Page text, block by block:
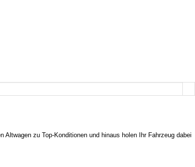
zu Top-Konditionen und hinaus holen Ihr Fahrzeug dabei